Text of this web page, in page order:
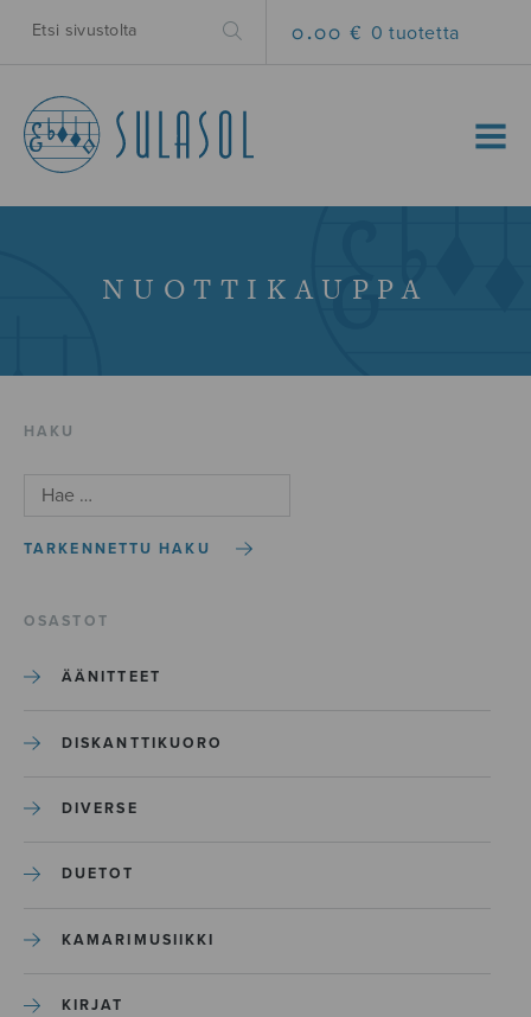
0.00 € 0 tuotetta
MENU
NUOTTIKAUPPA
HAKU
TARKENNETTU HAKU
OSASTOT
ÄÄNITTEET
DISKANTTIKUORO
DIVERSE
DUETOT
KAMARIMUSIIKKI
KIRJAT